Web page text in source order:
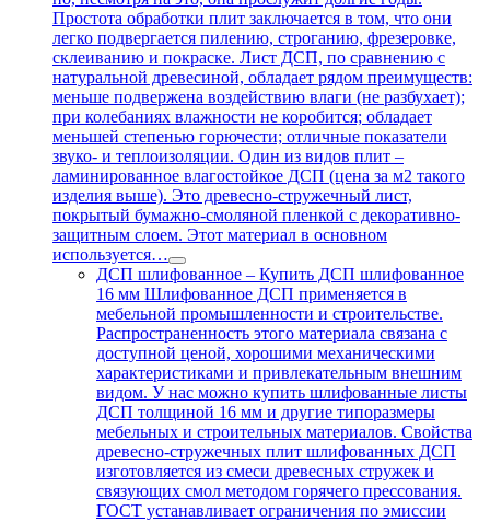
Простота обработки плит заключается в том, что они
легко подвергается пилению, строганию, фрезеровке,
склеиванию и покраске. Лист ДСП, по сравнению с
натуральной древесиной, обладает рядом преимуществ:
меньше подвержена воздействию влаги (не разбухает);
при колебаниях влажности не коробится; обладает
меньшей степенью горючести; отличные показатели
звуко- и теплоизоляции. Один из видов плит –
ламинированное влагостойкое ДСП (цена за м2 такого
изделия выше). Это древесно-стружечный лист,
покрытый бумажно-смоляной пленкой с декоративно-
защитным слоем. Этот материал в основном
используется…
ДСП шлифованное – Купить ДСП шлифованное
16 мм Шлифованное ДСП применяется в
мебельной промышленности и строительстве.
Распространенность этого материала связана с
доступной ценой, хорошими механическими
характеристиками и привлекательным внешним
видом. У нас можно купить шлифованные листы
ДСП толщиной 16 мм и другие типоразмеры
мебельных и строительных материалов. Свойства
древесно-стружечных плит шлифованных ДСП
изготовляется из смеси древесных стружек и
связующих смол методом горячего прессования.
ГОСТ устанавливает ограничения по эмиссии